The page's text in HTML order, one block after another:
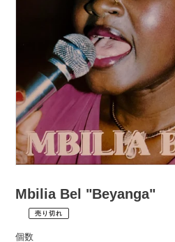
Mbilia Bel "Beyanga"
¥2,530
売り切れ
税
個数